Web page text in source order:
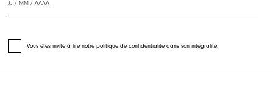
Vous êtes invité à lire notre politique de confidentialité dans son intégralité.